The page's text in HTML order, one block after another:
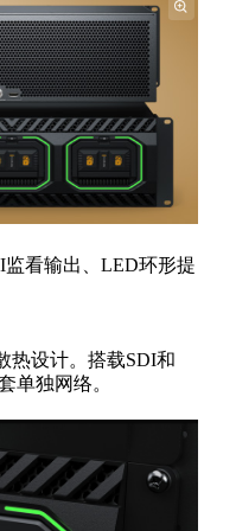
监看输出、LED环形提
热设计。搭载SDI和
单独网络。